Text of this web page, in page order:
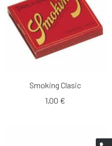
Smoking Clasic
1,00 €